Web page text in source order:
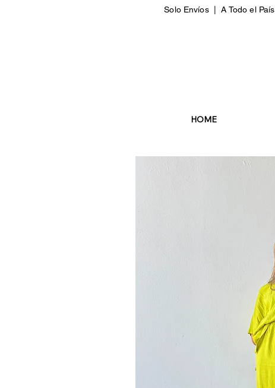
Solo Envíos | A Todo el País
HOME